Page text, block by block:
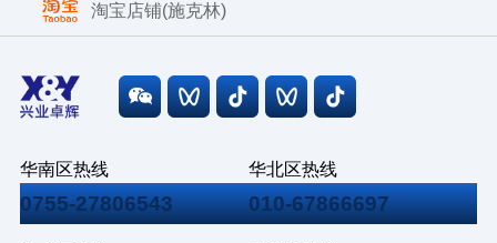
淘宝店铺(施克林)
华南区热线
0755-27806543
华北区热线
010-67866697